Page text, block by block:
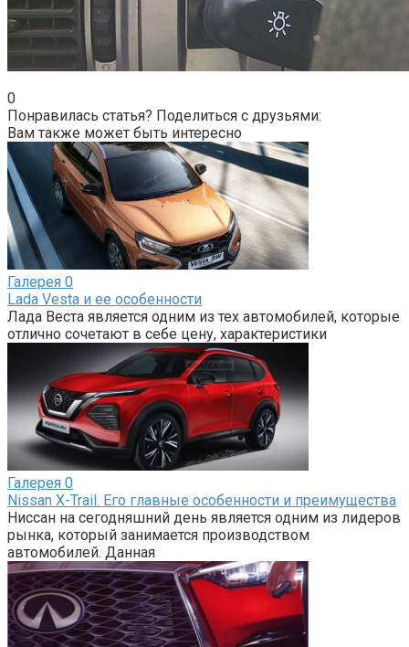
0
Понравилась статья? Поделиться с друзьями:
Вам также может быть интересно
Галерея 0
Lada Vesta и ее особенности
Лада Веста является одним из тех автомобилей, которые
отлично сочетают в себе цену, характеристики
Галерея 0
Nissan X-Trail. Его главные особенности и преимущества
Ниссан на сегодняшний день является одним из лидеров
рынка, который занимается производством
автомобилей. Данная